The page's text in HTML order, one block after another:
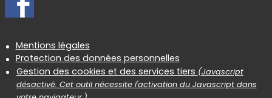
Informations réglementaires
Mentions légales
Protection des données personnelles
Gestion des cookies et des services tiers (Javascript
désactivé. Cet outil nécessite l'activation du Javascript dans